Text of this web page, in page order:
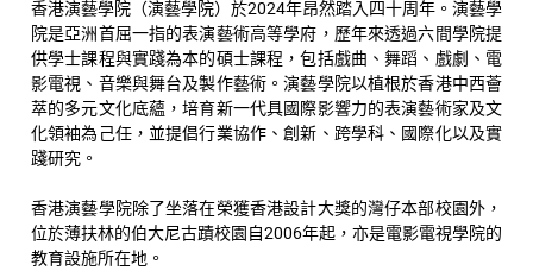
香港演藝學院（演藝學院）於2024年昂然踏入四十周年。演藝學
院是亞洲首屈一指的表演藝術高等學府，歷年來透過六間學院提
供學士課程與實踐為本的碩士課程，包括戲曲、舞蹈、戲劇、電
影電視、音樂與舞台及製作藝術。演藝學院以植根於香港中西薈
萃的多元文化底蘊，培育新一代具國際影響力的表演藝術家及文
化領袖為己任，並提倡行業協作、創新、跨學科、國際化以及實
踐研究。
香港演藝學院除了坐落在榮獲香港設計大獎的灣仔本部校園外，
位於薄扶林的伯大尼古蹟校園自2006年起，亦是電影電視學院的
教育設施所在地。